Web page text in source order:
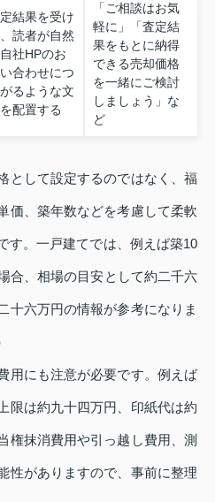
結果を受け
読者が自然
社HPのお
合わせにつ
るような文
配置する
「ご相談はお気
軽に」「査定結
果をもとに納得
できる売却価格
を一緒にご検討
しましょう」な
ど
として設定するのではなく、福
価、築年数などを考慮して柔軟
す。一戸建てでは、例えば築10
合、相場の目安として約二千六
十六万円の情報が参考になりま
用にも注意が必要です。例えば
限は約九十四万円、印紙代は約
権抹消費用や引っ越し費用、測
性がありますので、事前に整理